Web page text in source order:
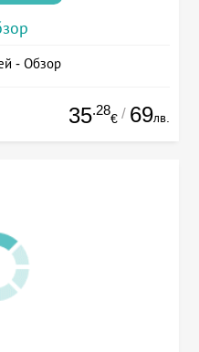
- Обзор
35.28
€ / 69лв.